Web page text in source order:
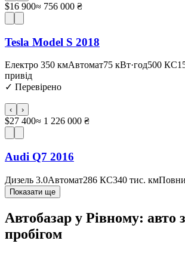
$16 900≈ 756 000 ₴
Tesla Model S 2018
Електро 350 кмАвтомат75 кВт·год500 КС
привід
✓ Перевірено
‹ ›
$27 400≈ 1 226 000 ₴
Audi Q7 2016
Дизель 3.0Автомат286 КС340 тис. км
Показати ще
Автобазар у Рівному: авто
пробігом